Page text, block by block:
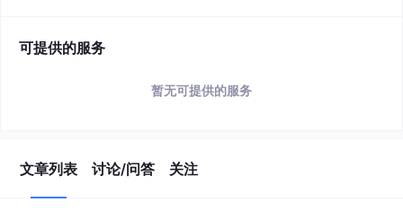
可提供的服务
暂无可提供的服务
文章列表 讨论/问答 关注